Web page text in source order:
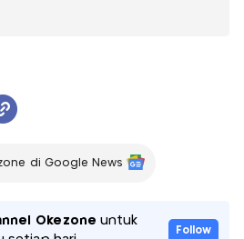
di Google News
Okezone untuk
Follow